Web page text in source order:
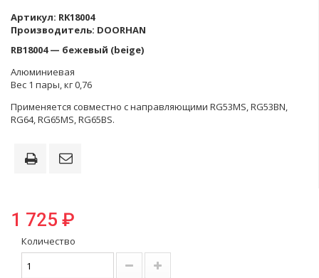
Артикул: RK18004
Производитель: DOORHAN
RB18004 — бежевый (beige)
Алюминиевая
Вес 1 пары, кг 0,76
Применяется совместно с направляющими RG53MS, RG53BN,
RG64, RG65MS, RG65BS.
1 725 ₽
Количество